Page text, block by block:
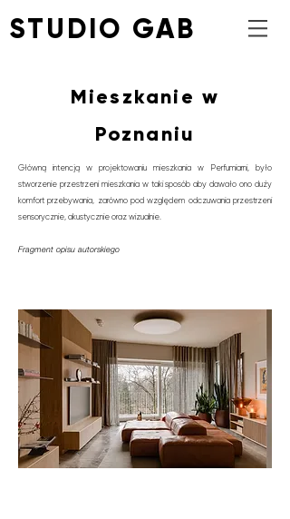
STUDIO GAB
Mieszkanie w
Poznaniu
Główną intencją w projektowaniu mieszkania w Perfumiarni, było
stworzenie przestrzeni mieszkania w taki sposób aby dawało ono duży
komfort przebywania, zarówno pod względem odczuwania przestrzeni
sensorycznie, aku­stycznie oraz wizualnie.
Fragment opisu autorskiego